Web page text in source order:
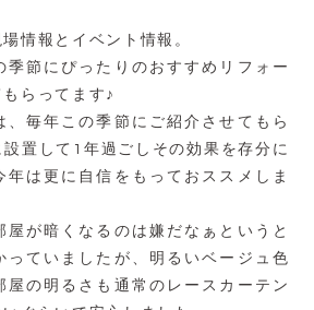
情報とイベント情報。
季節にぴったりのおすすめリフォー
らってます♪
、毎年この季節にご紹介させてもら
置して1年過ごしその効果を存分に
年は更に自信をもっておススメしま
屋が暗くなるのは嫌だなぁというと
っていましたが、明るいベージュ色
屋の明るさも通常のレースカーテン